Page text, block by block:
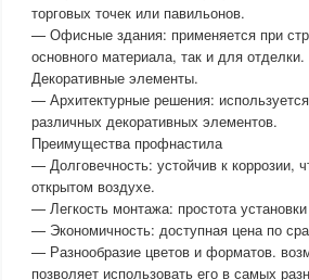
торговых точек или павильонов.
— Офисные здания: применяется при
основного материала, так и для отделки.
Декоративные элементы.
— Архитектурные решения:
различных декоративных элементов.
Преимущества профнастила
— Долговечность: устойчив к коррозии,
открытом воздухе.
— Легкость монтажа: простота
— Экономичность: доступная цена по
— Разнообразие цветов и форматов.
позволяет использовать его в самых